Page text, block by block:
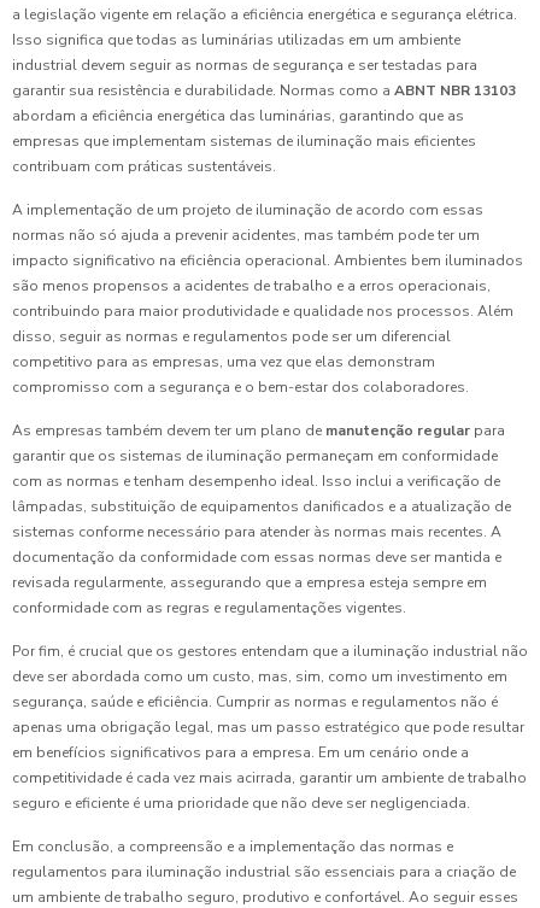
a legislação vigente em relação a eficiência energética e segurança elétrica.
Isso significa que todas as luminárias utilizadas em um ambiente
industrial devem seguir as normas de segurança e ser testadas para
garantir sua resistência e durabilidade. Normas como a ABNT NBR 13103
abordam a eficiência energética das luminárias, garantindo que as
empresas que implementam sistemas de iluminação mais eficientes
contribuam com práticas sustentáveis.
A implementação de um projeto de iluminação de acordo com essas
normas não só ajuda a prevenir acidentes, mas também pode ter um
impacto significativo na eficiência operacional. Ambientes bem iluminados
são menos propensos a acidentes de trabalho e a erros operacionais,
contribuindo para maior produtividade e qualidade nos processos. Além
disso, seguir as normas e regulamentos pode ser um diferencial
competitivo para as empresas, uma vez que elas demonstram
compromisso com a segurança e o bem-estar dos colaboradores.
As empresas também devem ter um plano de manutenção regular para
garantir que os sistemas de iluminação permaneçam em conformidade
com as normas e tenham desempenho ideal. Isso inclui a verificação de
lâmpadas, substituição de equipamentos danificados e a atualização de
sistemas conforme necessário para atender às normas mais recentes. A
documentação da conformidade com essas normas deve ser mantida e
revisada regularmente, assegurando que a empresa esteja sempre em
conformidade com as regras e regulamentações vigentes.
Por fim, é crucial que os gestores entendam que a iluminação industrial não
deve ser abordada como um custo, mas, sim, como um investimento em
segurança, saúde e eficiência. Cumprir as normas e regulamentos não é
apenas uma obrigação legal, mas um passo estratégico que pode resultar
em benefícios significativos para a empresa. Em um cenário onde a
competitividade é cada vez mais acirrada, garantir um ambiente de trabalho
seguro e eficiente é uma prioridade que não deve ser negligenciada.
Em conclusão, a compreensão e a implementação das normas e
regulamentos para iluminação industrial são essenciais para a criação de
um ambiente de trabalho seguro, produtivo e confortável. Ao seguir esses